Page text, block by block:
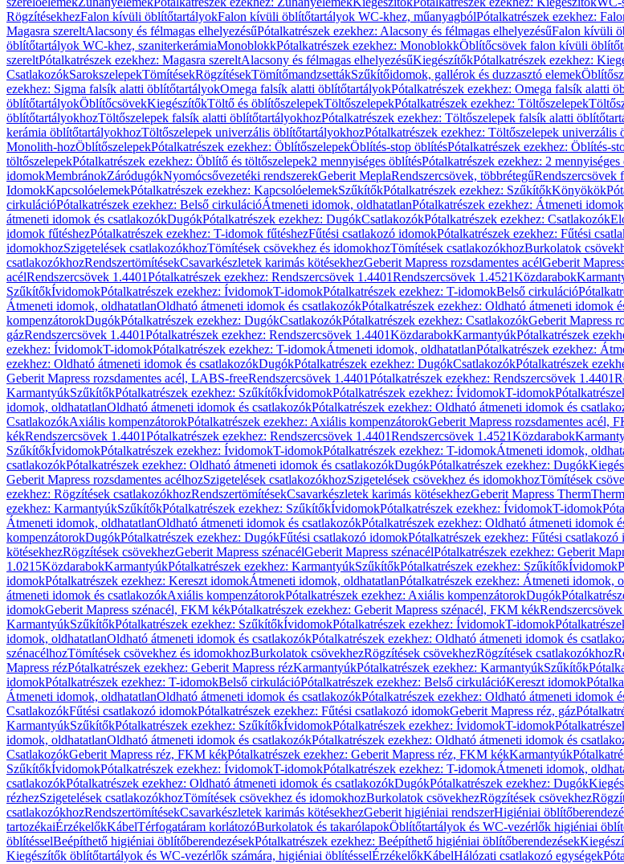
RögzítésekhezFalon kívüli öblítőtartályokFalon kívüli öblítőtartályok WC-khez, műanyagbólPótalkatrészek ezekhez:
Magasra szereltAlacsony és félmagas elhelyezésűPótalkatrészek ezekhez: Alacsony és félmagas elhelyezésűFalon kívüli
öblítőtartályok WC-khez, szaniterkerámiaMonoblokkPótalkatrészek ezekhez: MonoblokkÖblítőcsövek falon kívüli
szereltPótalkatrészek ezekhez: Magasra szereltAlacsony és félmagas elhelyezésűKiegészítőkPótalkatrészek ezekhez:
CsatlakozókSarokszelepekTömítésekRögzítésekTömítőmandzsettákSzűkítőidomok, gallérok és duzzasztó elemek
ezekhez: Sigma falsík alatti öblítőtartályokOmega falsík alatti öblítőtartályokPótalkatrészek ezekhez: Omega falsík alatti
öblítőtartályokÖblítőcsövekKiegészítőkTöltő és öblítőszelepekTöltőszelepekPótalkatrészek ezekhez: Töltőszelepek
öblítőtartályokhozTöltőszelepek falsík alatti öblítőtartályokhozPótalkatrészek ezekhez: Töltőszelepek falsík alatti
kerámia öblítőtartályokhozTöltőszelepek univerzális öblítőtartályokhozPótalkatrészek ezekhez: Töltőszelepek univerzális
Monolith-hozÖblítőszelepekPótalkatrészek ezekhez: ÖblítőszelepekÖblítés-stop öblítésPótalkatrészek ezekhez: Öblítés-
töltőszelepekPótalkatrészek ezekhez: Öblítő és töltőszelepek2 mennyiséges öblítésPótalkatrészek ezekhez: 2 mennyiséges
idomokMembránokZáródugókNyomócsővezetéki rendszerekGeberit MeplaRendszercsövek, többrétegűRendszercsövek
IdomokKapcsolóelemekPótalkatrészek ezekhez: KapcsolóelemekSzűkítőkPótalkatrészek ezekhez: SzűkítőkKönyökök
cirkulációPótalkatrészek ezekhez: Belső cirkulációÁtmeneti idomok, oldhatatlanPótalkatrészek ezekhez: Átmeneti
átmeneti idomok és csatlakozókDugókPótalkatrészek ezekhez: DugókCsatlakozókPótalkatrészek ezekhez: Csatlakozók
idomok fűtéshezPótalkatrészek ezekhez: T-idomok fűtéshezFűtési csatlakozó idomokPótalkatrészek ezekhez: Fűtési
idomokhozSzigetelések csatlakozókhozTömítések csövekhez és idomokhozTömítések csatlakozókhozBurkolatok
csatlakozókhozRendszertömítésekCsavarkészletek karimás kötésekhezGeberit Mapress rozsdamentes acélGeberit
acélRendszercsövek 1.4401Pótalkatrészek ezekhez: Rendszercsövek 1.4401Rendszercsövek 1.4521Közdarabok
SzűkítőkÍvidomokPótalkatrészek ezekhez: ÍvidomokT-idomokPótalkatrészek ezekhez: T-idomokBelső cirkuláció
Átmeneti idomok, oldhatatlanOldható átmeneti idomok és csatlakozókPótalkatrészek ezekhez: Oldható átmeneti idomok
kompenzátorokDugókPótalkatrészek ezekhez: DugókCsatlakozókPótalkatrészek ezekhez: CsatlakozókGeberit Mapress
gázRendszercsövek 1.4401Pótalkatrészek ezekhez: Rendszercsövek 1.4401KözdarabokKarmantyúkPótalkatrészek
ezekhez: ÍvidomokT-idomokPótalkatrészek ezekhez: T-idomokÁtmeneti idomok, oldhatatlanPótalkatrészek ezekhez:
ezekhez: Oldható átmeneti idomok és csatlakozókDugókPótalkatrészek ezekhez: DugókCsatlakozókPótalkatrészek
Geberit Mapress rozsdamentes acél, LABS-freeRendszercsövek 1.4401Pótalkatrészek ezekhez: Rendszercsövek 1.4401
KarmantyúkSzűkítőkPótalkatrészek ezekhez: SzűkítőkÍvidomokPótalkatrészek ezekhez: ÍvidomokT-idomok
idomok, oldhatatlanOldható átmeneti idomok és csatlakozókPótalkatrészek ezekhez: Oldható átmeneti idomok és
CsatlakozókAxiális kompenzátorokPótalkatrészek ezekhez: Axiális kompenzátorokGeberit Mapress rozsdamentes acél,
kékRendszercsövek 1.4401Pótalkatrészek ezekhez: Rendszercsövek 1.4401Rendszercsövek 1.4521Közdarabok
SzűkítőkÍvidomokPótalkatrészek ezekhez: ÍvidomokT-idomokPótalkatrészek ezekhez: T-idomokÁtmeneti idomok,
csatlakozókPótalkatrészek ezekhez: Oldható átmeneti idomok és csatlakozókDugókPótalkatrészek ezekhez: Dugók
Geberit Mapress rozsdamentes acélhozSzigetelések csatlakozókhozSzigetelések csövekhez és idomokhozTömítések
ezekhez: Rögzítések csatlakozókhozRendszertömítésekCsavarkészletek karimás kötésekhezGeberit Mapress Therm
ezekhez: KarmantyúkSzűkítőkPótalkatrészek ezekhez: SzűkítőkÍvidomokPótalkatrészek ezekhez: ÍvidomokT-idomok
Átmeneti idomok, oldhatatlanOldható átmeneti idomok és csatlakozókPótalkatrészek ezekhez: Oldható átmeneti idomok
kompenzátorokDugókPótalkatrészek ezekhez: DugókFűtési csatlakozó idomokPótalkatrészek ezekhez: Fűtési csatlakozó
kötésekhezRögzítések csövekhezGeberit Mapress szénacélGeberit Mapress szénacélPótalkatrészek ezekhez: Geberit
1.0215KözdarabokKarmantyúkPótalkatrészek ezekhez: KarmantyúkSzűkítőkPótalkatrészek ezekhez: SzűkítőkÍvidomok
idomokPótalkatrészek ezekhez: Kereszt idomokÁtmeneti idomok, oldhatatlanPótalkatrészek ezekhez: Átmeneti idomok,
átmeneti idomok és csatlakozókAxiális kompenzátorokPótalkatrészek ezekhez: Axiális kompenzátorokDugók
idomokGeberit Mapress szénacél, FKM kékPótalkatrészek ezekhez: Geberit Mapress szénacél, FKM kék
KarmantyúkSzűkítőkPótalkatrészek ezekhez: SzűkítőkÍvidomokPótalkatrészek ezekhez: ÍvidomokT-idomok
idomok, oldhatatlanOldható átmeneti idomok és csatlakozókPótalkatrészek ezekhez: Oldható átmeneti idomok és
szénacélhozTömítések csövekhez és idomokhozBurkolatok csövekhezRögzítések csövekhezRögzítések csatlakozókhoz
Mapress rézPótalkatrészek ezekhez: Geberit Mapress rézKarmantyúkPótalkatrészek ezekhez: KarmantyúkSzűkítők
idomokPótalkatrészek ezekhez: T-idomokBelső cirkulációPótalkatrészek ezekhez: Belső cirkulációKereszt idomok
Átmeneti idomok, oldhatatlanOldható átmeneti idomok és csatlakozókPótalkatrészek ezekhez: Oldható átmeneti idomok
CsatlakozókFűtési csatlakozó idomokPótalkatrészek ezekhez: Fűtési csatlakozó idomokGeberit Mapress réz, gáz
KarmantyúkSzűkítőkPótalkatrészek ezekhez: SzűkítőkÍvidomokPótalkatrészek ezekhez: ÍvidomokT-idomok
idomok, oldhatatlanOldható átmeneti idomok és csatlakozókPótalkatrészek ezekhez: Oldható átmeneti idomok és
CsatlakozókGeberit Mapress réz, FKM kékPótalkatrészek ezekhez: Geberit Mapress réz, FKM kékKarmantyúk
SzűkítőkÍvidomokPótalkatrészek ezekhez: ÍvidomokT-idomokPótalkatrészek ezekhez: T-idomokÁtmeneti idomok,
csatlakozókPótalkatrészek ezekhez: Oldható átmeneti idomok és csatlakozókDugókPótalkatrészek ezekhez: Dugók
rézhezSzigetelések csatlakozókhozTömítések csövekhez és idomokhozBurkolatok csövekhezRögzítések csövekhez
csatlakozókhozRendszertömítésekCsavarkészletek karimás kötésekhezGeberit higiéniai rendszerHigiéniai
tartozékaiÉrzékelőkKábelTérfogatáram korlátozóBurkolatok és takarólapokÖblítőtartályok és WC-vezérlők higiéniai
öblítésselBeépíthető higiéniai öblítőberendezésekPótalkatrészek ezekhez: Beépíthető higiéniai öblítőberendezések
Kiegészítők öblítőtartályok és WC-vezérlők számára, higiéniai öblítésselÉrzékelőkKábelHálózati csatlakozó egységek